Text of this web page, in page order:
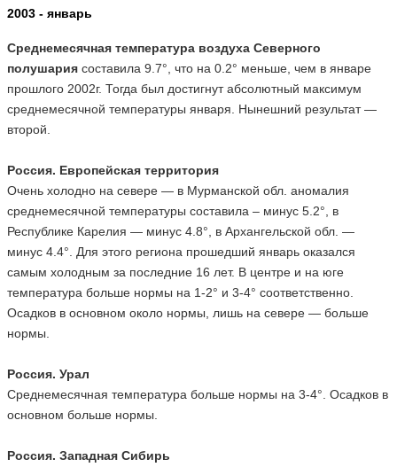
2003 - январь
Среднемесячная температура воздуха Северного
полушариясоставила 9.7°, что на 0.2° меньше, чем в январе
прошлого 2002г. Тогда был достигнут абсолютный максимум
среднемесячной температуры января. Нынешний результат —
второй.
Россия. Европейская территория
Очень холодно на севере — в Мурманской обл. аномалия
среднемесячной температуры составила – минус 5.2°, в
Республике Карелия — минус 4.8°, в Архангельской обл. —
минус 4.4°. Для этого региона прошедший январь оказался
самым холодным за последние 16 лет. В центре и на юге
температура больше нормы на 1-2° и 3-4° соответственно.
Осадков в основном около нормы, лишь на севере — больше
нормы.
Россия. Урал
Среднемесячная температура больше нормы на 3-4°. Осадков в
основном больше нормы.
Россия. Западная Сибирь